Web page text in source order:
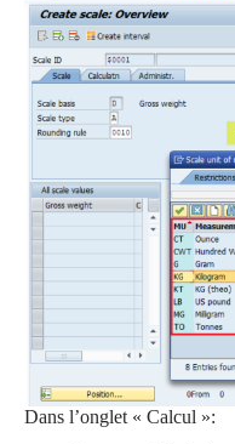
Dans l’onglet « Calcul »: